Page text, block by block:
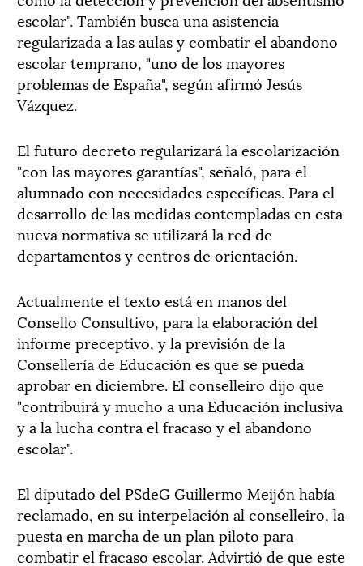
escolar". También busca una asistencia
regularizada a las aulas y combatir el abandono
escolar temprano, "uno de los mayores
problemas de España", según afirmó Jesús
Vázquez.
El futuro decreto regularizará la escolarización
"con las mayores garantías", señaló, para el
alumnado con necesidades específicas. Para el
desarrollo de las medidas contempladas en esta
nueva normativa se utilizará la red de
departamentos y centros de orientación.
Actualmente el texto está en manos del
Consello Consultivo, para la elaboración del
informe preceptivo, y la previsión de la
Consellería de Educación es que se pueda
aprobar en diciembre. El conselleiro dijo que
"contribuirá y mucho a una Educación inclusiva
y a la lucha contra el fracaso y el abandono
escolar".
El diputado del PSdeG Guillermo Meijón había
reclamado, en su interpelación al conselleiro, la
puesta en marcha de un plan piloto para
combatir el fracaso escolar. Advirtió de que este